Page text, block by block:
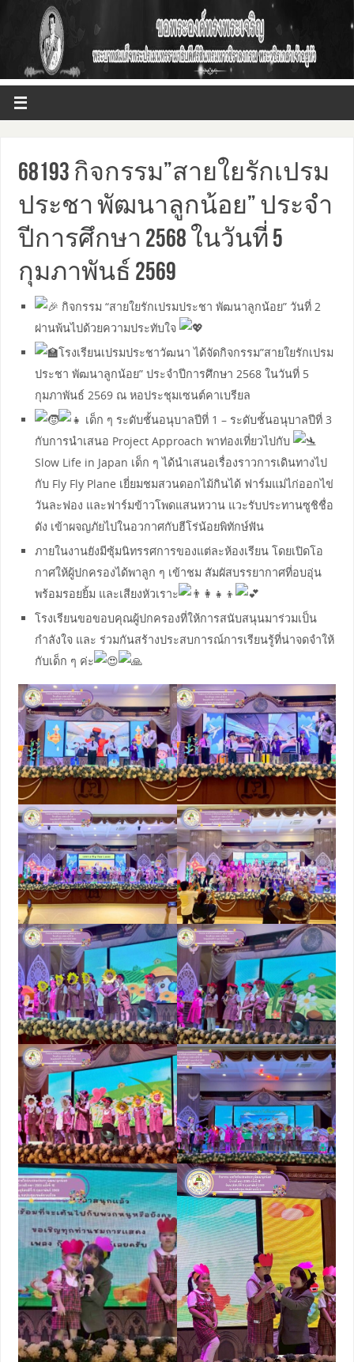
68193 กิจกรรม”สายใยรักเปรม
ประชา พัฒนาลูกน้อย” ประจำ
ปีการศึกษา 2568 ในวันที่ 5
กุมภาพันธ์ 2569
กิจกรรม “สายใยรักเปรมประชา พัฒนาลูกน้อย” วันที่ 2
ผ่านพ้นไปด้วยความประทับใจ
โรงเรียนเปรมประชาวัฒนา ได้จัดกิจกรรม”สายใยรักเปรม
ประชา พัฒนาลูกน้อย” ประจำปีการศึกษา 2568 ในวันที่ 5
กุมภาพันธ์ 2569 ณ หอประชุมเซนต์คาเบรียล
เด็ก ๆ ระดับชั้นอนุบาลปีที่ 1 – ระดับชั้นอนุบาลปีที่ 3
กับการนำเสนอ Project Approach พาท่องเที่ยวไปกับ
Slow Life in Japan เด็ก ๆ ได้นำเสนอเรื่องราวการเดินทางไป
กับ Fly Fly Plane เยี่ยมชมสวนดอกไม้กินได้ ฟาร์มแม่ไก่ออกไข่
วันละฟอง และฟาร์มข้าวโพดแสนหวาน แวะรับประทานซูชิชื่อ
ดัง เข้าผจญภัยไปในอวกาศกับฮีโร่น้อยพิทักษ์ฟัน
ภายในงานยังมีซุ้มนิทรรศการของแต่ละห้องเรียน โดยเปิดโอ
กาศให้ผู้ปกครองได้พาลูก ๆ เข้าชม สัมผัสบรรยากาศที่อบอุ่น
พร้อมรอยยิ้ม และเสียงหัวเราะ
โรงเรียนขอขอบคุณผู้ปกครองที่ให้การสนับสนุนมาร่วมเป็น
กำลังใจ และ ร่วมกันสร้างประสบการณ์การเรียนรู้ที่น่าจดจำให้
กับเด็ก ๆ ค่ะ